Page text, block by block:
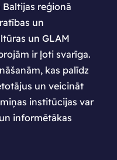
Baltijas reģionā
un
un GLAM
ir ļoti svarīga.
kas palīdz
un veicināt
institūcijas var
informētākas